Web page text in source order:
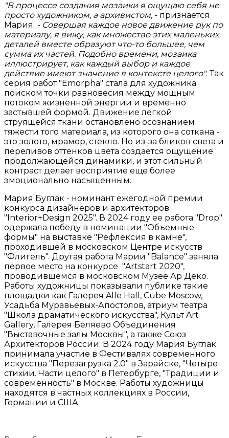
"В процессе создания мозаики я ощущаю себя не
просто художником, а архивистом, - признается
Мария. - Совершая каждое новое движение рук по
материалу, я вижу, как множество этих маленьких
деталей вместе образуют что-то большее, чем
сумма их частей. Подобно времени, мозаика
иллюстрирует, как каждый выбор и каждое
действие имеют значение в контексте целого". Так
серия работ "Emorpha" стала для художника
поиском точки равновесия между мощным
потоком жизненной энергии и временно
застывшей формой. Движение легкой
струящейся ткани остановлено осознанием
тяжести того материала, из которого она соткана -
это золото, мрамор, стекло. Но из-за бликов света и
переливов оттенков цвета создается ощущение
продолжающейся динамики, и этот сильный
контраст делает восприятие еще более
эмоционально насыщенным.
Мария Буглак - номинант ежегодной премии
конкурса дизайнеров и архитекторов
"Interior+Design 2025". В 2024 году ее работа "Drop"
одержала победу в номинации "Объемные
формы" на выставке "Рефлексия в камне",
проходившей в московском Центре искусств
"Флигель". Другая работа Марии "Balance" заняла
первое место на конкурсе "Artstart 2020",
проводившемся в московском Музее Ар Деко.
Работы художницы показывали публике такие
площадки как Галерея Alle Hall, Cube Moscow,
Усадьба Муравьевых-Апостолов, атриум театра
"Школа драматического искусства", Культ Art
Gallery, Галерея Беляево Объединения
"Выставочные залы Москвы", а также Союз
Архитекторов России. В 2024 году Мария Буглак
принимала участие в Фестивалях современного
искусства "Перезагрузка 2.0" в Зарайске, "Четыре
стихии. Части целого" в Петербурге, "Традиции и
современность" в Москве. Работы художницы
находятся в частных коллекциях в России,
Германии и США.